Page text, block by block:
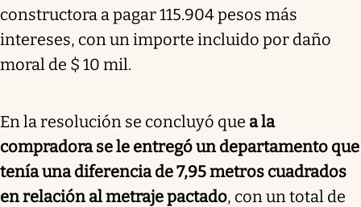
constructora a pagar 115.904 pesos más
intereses, con un importe incluido por daño
moral de $ 10 mil.
En la resolución se concluyó que a la
compradora se le entregó un departamento que
tenía una diferencia de 7,95 metros cuadrados
en relación al metraje pactado, con un total de